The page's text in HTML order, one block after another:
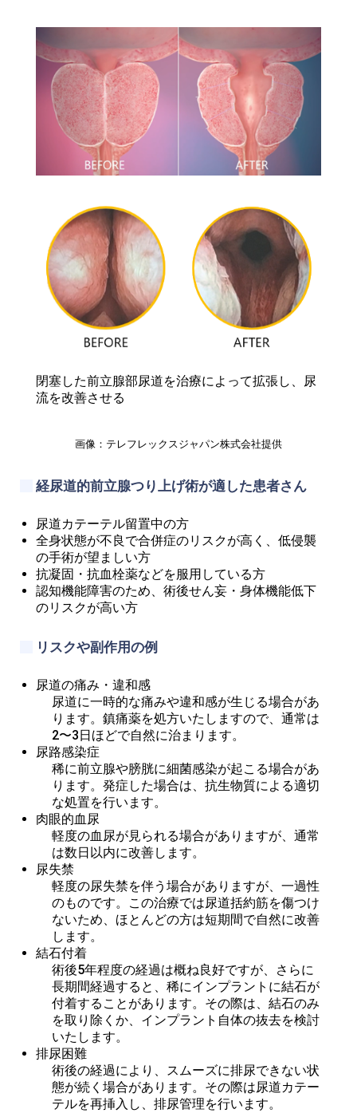
閉塞した前立腺部尿道を治療によって拡張し、尿
流を改善させる
画像：テレフレックスジャパン株式会社提供
経尿道的前立腺つり上げ術が適した患者さん
尿道カテーテル留置中の方
全身状態が不良で合併症のリスクが高く、低侵襲
の手術が望ましい方
抗凝固・抗血栓薬などを服用している方
認知機能障害のため、術後せん妄・身体機能低下
のリスクが高い方
リスクや副作用の例
尿道の痛み・違和感
尿道に一時的な痛みや違和感が生じる場合があ
ります。鎮痛薬を処方いたしますので、通常は
2〜3日ほどで自然に治まります。
尿路感染症
稀に前立腺や膀胱に細菌感染が起こる場合があ
ります。発症した場合は、抗生物質による適切
な処置を行います。
肉眼的血尿
軽度の血尿が見られる場合がありますが、通常
は数日以内に改善します。
尿失禁
軽度の尿失禁を伴う場合がありますが、一過性
のものです。この治療では尿道括約筋を傷つけ
ないため、ほとんどの方は短期間で自然に改善
します。
結石付着
術後5年程度の経過は概ね良好ですが、さらに
長期間経過すると、稀にインプラントに結石が
付着することがあります。その際は、結石のみ
を取り除くか、インプラント自体の抜去を検討
いたします。
排尿困難
術後の経過により、スムーズに排尿できない状
態が続く場合があります。その際は尿道カテー
テルを再挿入し、排尿管理を行います。